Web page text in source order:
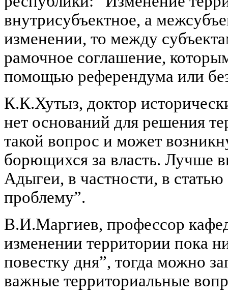
внутрисубъектное, а
изменении, то между
рамочное соглашение,
помощью референдума или
К.К.Хутыз, доктор
нет оснований для решения
такой вопрос и может
борющихся за власть. Лучше
Адыгеи, в частности, в
проблему”.
В.И.Маргиев, профессор
изменении территории пока
повестку дня”, тогда можно
важные территориальные